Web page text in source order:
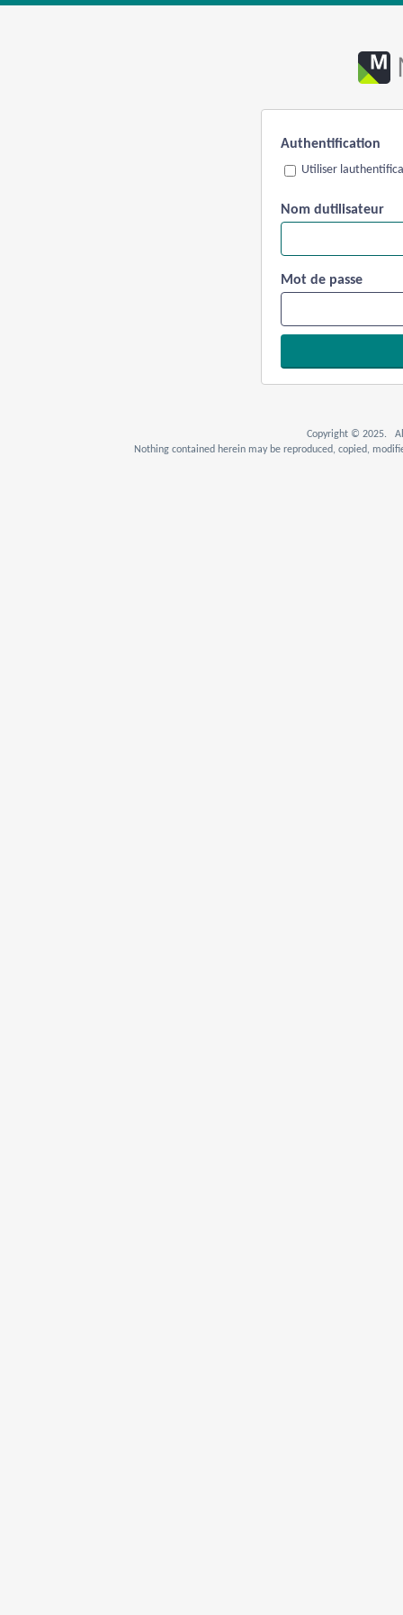
Authentification
Utiliser
Nom dutilisateur
Mot de passe
Copyright © 2025. All
Nothing contained herein may be reproduced, copied,